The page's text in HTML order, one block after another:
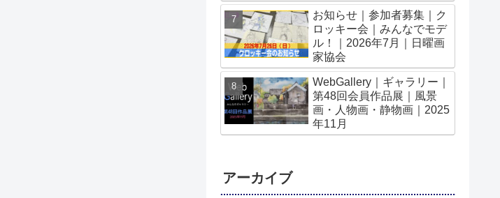
お知らせ｜参加者募集｜ク
ロッキー会｜みんなでモデ
ル！｜2026年7月｜日曜画
家協会
WebGallery｜ギャラリー｜
第48回会員作品展｜風景
画・人物画・静物画｜2025
年11月
アーカイブ